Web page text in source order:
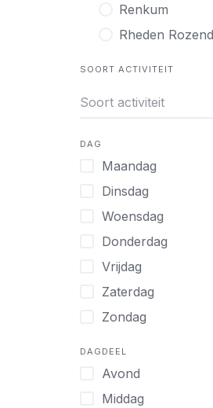
Renkum
Rheden
SOORT ACTIVITEIT
DAG
Maandag
Dinsdag
Woensdag
Donderdag
Vrijdag
Zaterdag
Zondag
DAGDEEL
Avond
Middag